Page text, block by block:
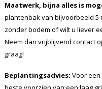
Maatwerk, bijna alles is
plantenbak van bijvoorbeeld
zonder bodem of wilt u liever
Neem dan vrijblijvend contact
graag!
Beplantingsadvies: Voor